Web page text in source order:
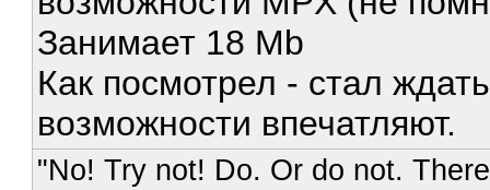
Занимает 18 Mb
Как посмотрел - стал
возможности впечатляют.
"No! Try not! Do. Or do not.